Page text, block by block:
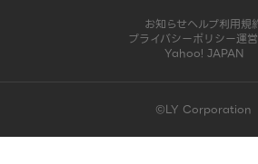
お知らせヘルプ利用規
プライバシーポリシー運
Yahoo! JAPAN
©LY Corporation
このコンテンツは掲載が終了しました